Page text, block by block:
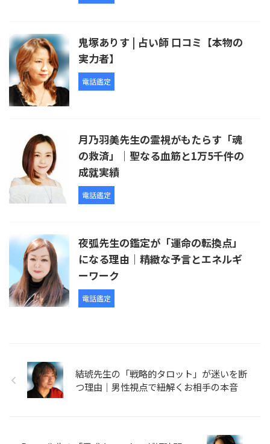
鬼塚ありす | 占い師 口コミ【本物の
実力者】
電話鑑定
月乃羽美先生の霊視がもたらす「魂
の救済」｜聖なる血筋と1万5千件の
成就実績
電話鑑定
夜弧先生の鑑定が「運命の転換点」
になる理由｜精緻な予言とエネルギ
ーワーク
電話鑑定
結琥先生の「戦略的タロット」が迷いを断
つ理由｜男性視点で紐解くお相手の本音